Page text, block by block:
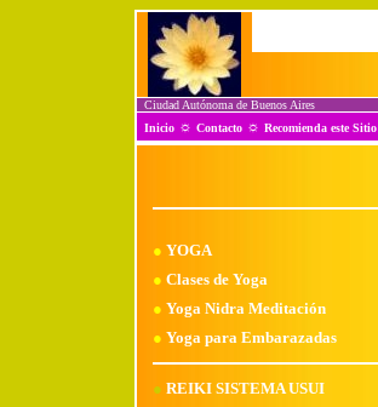
Ciudad Autónoma de Buenos Aires
Inicio ☼ Contacto ☼ Recomienda este Sitio
● YOGA
● Clases de Yoga
● Yoga Nidra Meditación
● Yoga para Embarazadas
● REIKI SISTEMA USUI